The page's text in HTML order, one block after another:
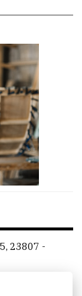
23807 -